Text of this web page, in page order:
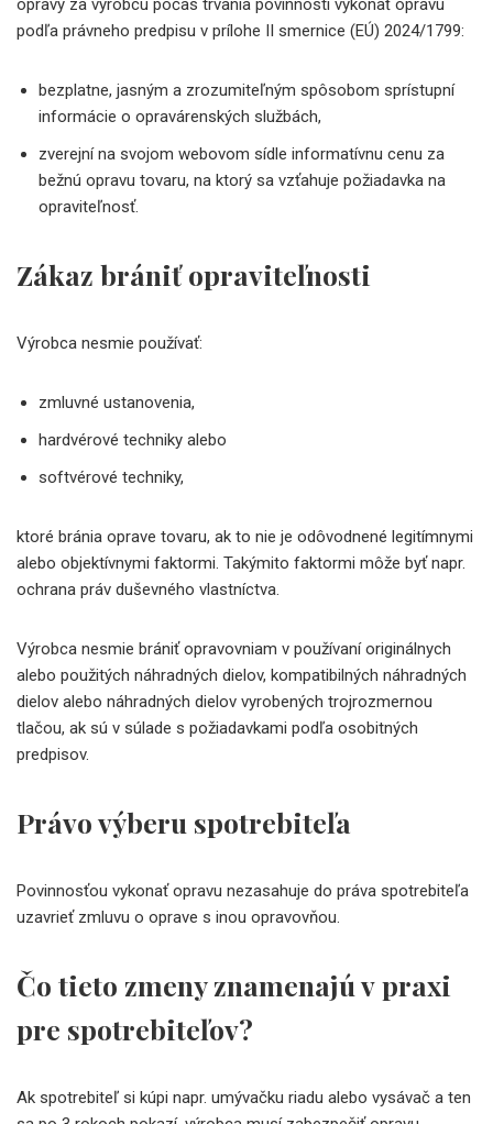
opravy za výrobcu počas trvania povinnosti vykonať opravu
podľa právneho predpisu v prílohe II smernice (EÚ) 2024/1799:
bezplatne, jasným a zrozumiteľným spôsobom sprístupní
informácie o opravárenských službách,
zverejní na svojom webovom sídle informatívnu cenu za
bežnú opravu tovaru, na ktorý sa vzťahuje požiadavka na
opraviteľnosť.
Zákaz brániť opraviteľnosti
Výrobca nesmie používať:
zmluvné ustanovenia,
hardvérové techniky alebo
softvérové techniky,
ktoré bránia oprave tovaru, ak to nie je odôvodnené legitímnymi
alebo objektívnymi faktormi. Takýmito faktormi môže byť napr.
ochrana práv duševného vlastníctva.
Výrobca nesmie brániť opravovniam v používaní originálnych
alebo použitých náhradných dielov, kompatibilných náhradných
dielov alebo náhradných dielov vyrobených trojrozmernou
tlačou, ak sú v súlade s požiadavkami podľa osobitných
predpisov.
Právo výberu spotrebiteľa
Povinnosťou vykonať opravu nezasahuje do práva spotrebiteľa
uzavrieť zmluvu o oprave s inou opravovňou.
Čo tieto zmeny znamenajú v praxi
pre spotrebiteľov?
Ak spotrebiteľ si kúpi napr. umývačku riadu alebo vysávač a ten